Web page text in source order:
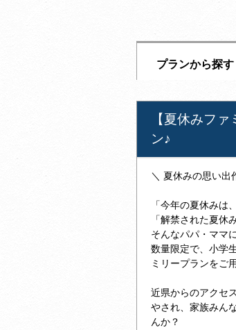
プランから探す
【夏休みフ
ン♪
＼ 夏休みの思い出
「今年の夏休みは
「解禁された夏
そんなパパ・ママ
数量限定で、小学
ミリープランをご
近県からのアクセ
やされ、家族みん
んか？